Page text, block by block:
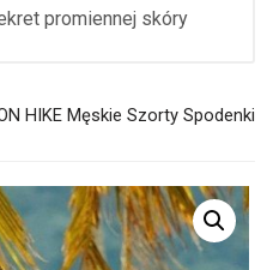
promiennej skóry
HIKE Męskie Szorty Spodenki